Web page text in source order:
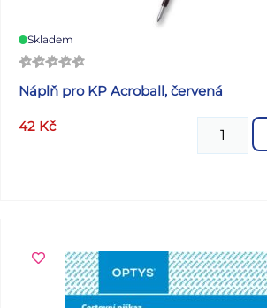
Skladem
Náplň pro KP Acroball, červená
42 Kč